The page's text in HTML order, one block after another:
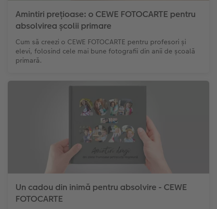
Amintiri prețioase: o CEWE FOTOCARTE pentru
absolvirea școlii primare
Cum să creezi o CEWE FOTOCARTE pentru profesori și
elevi, folosind cele mai bune fotografii din anii de școală
primară.
Un cadou din inimă pentru absolvire - CEWE
FOTOCARTE